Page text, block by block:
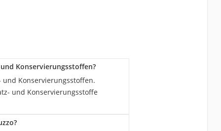
Konservierungsstoffen?
und Konservierungsstoffen.
und Konservierungsstoffe